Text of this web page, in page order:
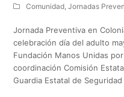
Comunidad ,Jornadas
Jornada Preventiva en
celebración día del adulto
Fundación Manos Unidas
coordinación Comisión
Guardia Estatal de